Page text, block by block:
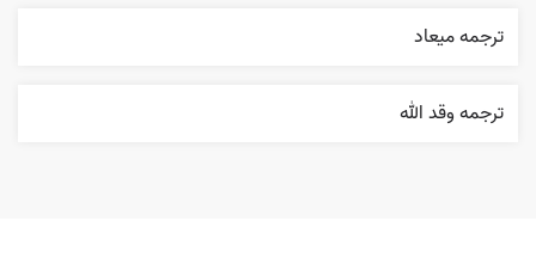
ترجمه ميعاد
ترجمه وقد الله